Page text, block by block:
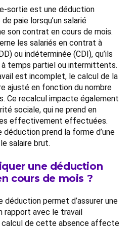
sortie est une déduction
paie lorsqu’un salarié
son contrat en cours de mois.
les salariés en contrat à
ou indéterminée (CDI), qu’ils
temps partiel ou intermittents.
est incomplet, le calcul de la
ajusté en fonction du nombre
Ce recalcul impacte également
sociale, qui ne prend en
effectivement effectuées.
prend la forme d’une
salaire brut.
une déduction
cours de mois ?
déduction permet d’assurer une
rapport avec le travail
calcul de cette absence affecte